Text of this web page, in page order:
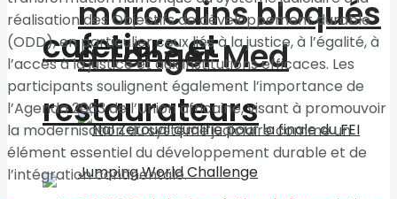
marocains bloqués
à Tanger Med
cafetiers et
restaurateurs
réalisation des Objectifs de développement durable
(ODD), en particulier ceux liés à la justice, à l’égalité, à
l’accès à la justice et aux institutions efficaces. Les
participants soulignent également l’importance de
l’Agenda 2063 de l’Union africaine, visant à promouvoir
la modernisation du système judiciaire comme un
élément essentiel du développement durable et de
l’intégration continentale.